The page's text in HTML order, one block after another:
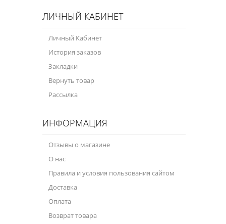
ЛИЧНЫЙ КАБИНЕТ
Личный Кабинет
История заказов
Закладки
Вернуть товар
Рассылка
ИНФОРМАЦИЯ
Отзывы о магазине
О нас
Правила и условия пользования сайтом
Доставка
Оплата
Возврат товара